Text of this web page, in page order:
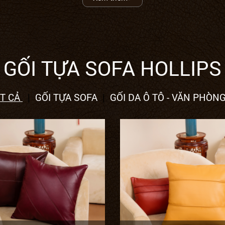
GỐI TỰA SOFA HOLLIPS
CẢ GỐI TỰA SOFA GỐI DA Ô TÔ - VĂN